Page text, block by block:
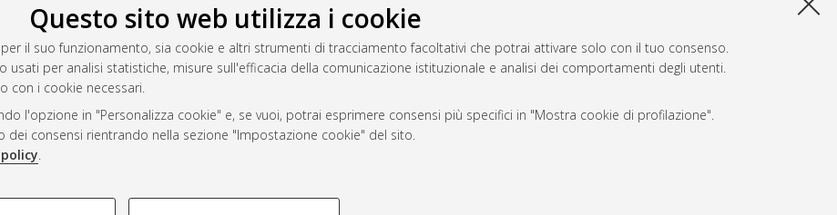
Questo sito web utilizza i cookie
il suo funzionamento, sia cookie e altri strumenti di tracciamento facoltativi che potrai attivare solo con il tuo consenso.
per analisi statistiche, misure sull'efficacia della comunicazione istituzionale e analisi dei comportamenti degli utenti.
con i cookie necessari.
l'opzione in "Personalizza cookie" e, se vuoi, potrai esprimere consensi più specifici in "Mostra cookie di profilazione".
dei consensi rientrando nella sezione "Impostazione cookie" del sito.
.
COOKIE TECNICI - NECESSARI
R3P19R
e gestito da
AlmaDL